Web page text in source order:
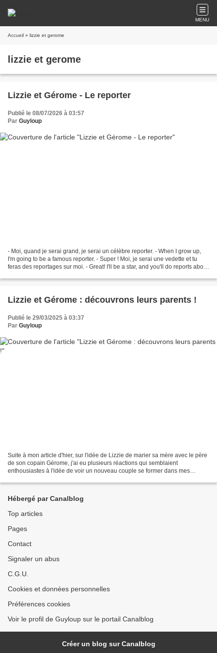
MENU
Accueil » lizzie et gerome
lizzie et gerome
Lizzie et Gérome - Le reporter
Publié le 08/07/2026 à 03:57
Par Guyloup
- Moi, quand je serai grand, je serai un célèbre reporter. - When I grow up,
I'm going to be a famous reporter. - Super ! Moi, je serai une vedette et tu
feras des reportages sur moi. - Great! I'll be a star, and you'll do reports about
Lizzie et Gérome : découvrons leurs parents !
Publié le 29/03/2025 à 03:37
Par Guyloup
Suite à mon article d'hier, sur l'idée de Lizzie de marier sa mère avec le père
de son copain Gérome, j'ai eu plusieurs réactions qui semblaient
enthousiastes à l'idée de voir un nouveau couple se former dans mes
Hébergé par Canalblog
Top articles
Pages
Contact
Signaler un abus
C.G.U.
Cookies et données personnelles
Préférences cookies
Voir le profil de Guyloup sur le portail Canalblog
Créer un blog sur Canalblog